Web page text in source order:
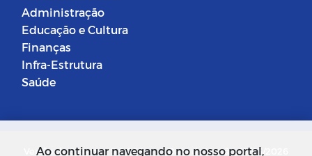
Administração
Educação e Cultura
Finanças
Infra-Estrutura
Saúde
Versão do Sistema: 5.0.268 Data da Versão: 18/03/2026
Ao continuar navegando no nosso portal,